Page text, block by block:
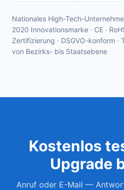
Nationales High-Tech-
2020 Innovationsmarke · CE ·
Zertifizierung · DSGVO-konform ·
von Bezirks- bis Staatsebene
Kostenlos
Upgrade
Anruf oder E-Mail —